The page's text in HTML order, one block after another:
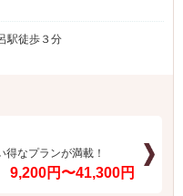
駅徒歩３分
なプランが満載！
9,200円〜41,300円